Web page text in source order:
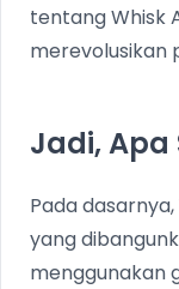
tentang Whisk
merevolusikan
Jadi, Apa
Pada
yang
menggunakan